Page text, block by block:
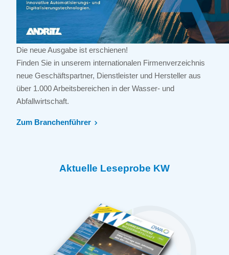
Die neue Ausgabe ist erschienen!
Finden Sie in unserem internationalen Firmenverzeichnis
neue Geschäftspartner, Dienstleister und Hersteller aus
über 1.000 Arbeitsbereichen in der Wasser- und
Abfallwirtschaft.
Zum Branchenführer
Aktuelle Leseprobe KW